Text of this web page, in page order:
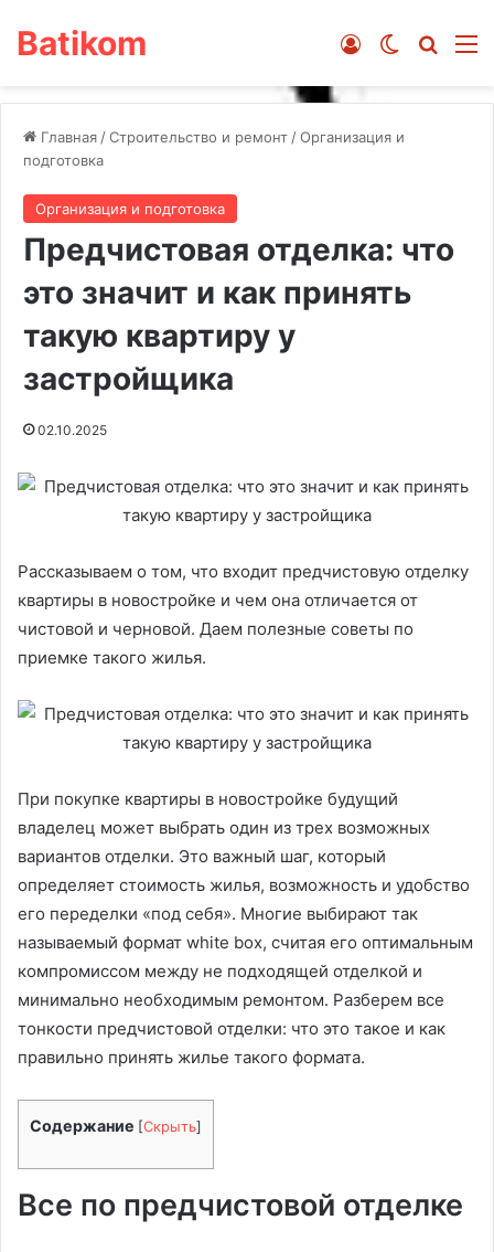
Batikom Switch skin
Войти
Главная /Строительство и ремонт /Организация и
подготовка
Организация и подготовка
Предчистовая отделка: что
это значит и как принять
такую квартиру у
застройщика
02.10.2025
Рассказываем о том, что входит предчистовую отделку
квартиры в новостройке и чем она отличается от
чистовой и черновой. Даем полезные советы по
приемке такого жилья.
При покупке квартиры в новостройке будущий
владелец может выбрать один из трех возможных
вариантов отделки. Это важный шаг, который
определяет стоимость жилья, возможность и удобство
его переделки «под себя». Многие выбирают так
называемый формат white box, считая его оптимальным
компромиссом между не подходящей отделкой и
минимально необходимым ремонтом. Разберем все
тонкости предчистовой отделки: что это такое и как
правильно принять жилье такого формата.
Содержание [Скрыть]
Все по предчистовой отделке